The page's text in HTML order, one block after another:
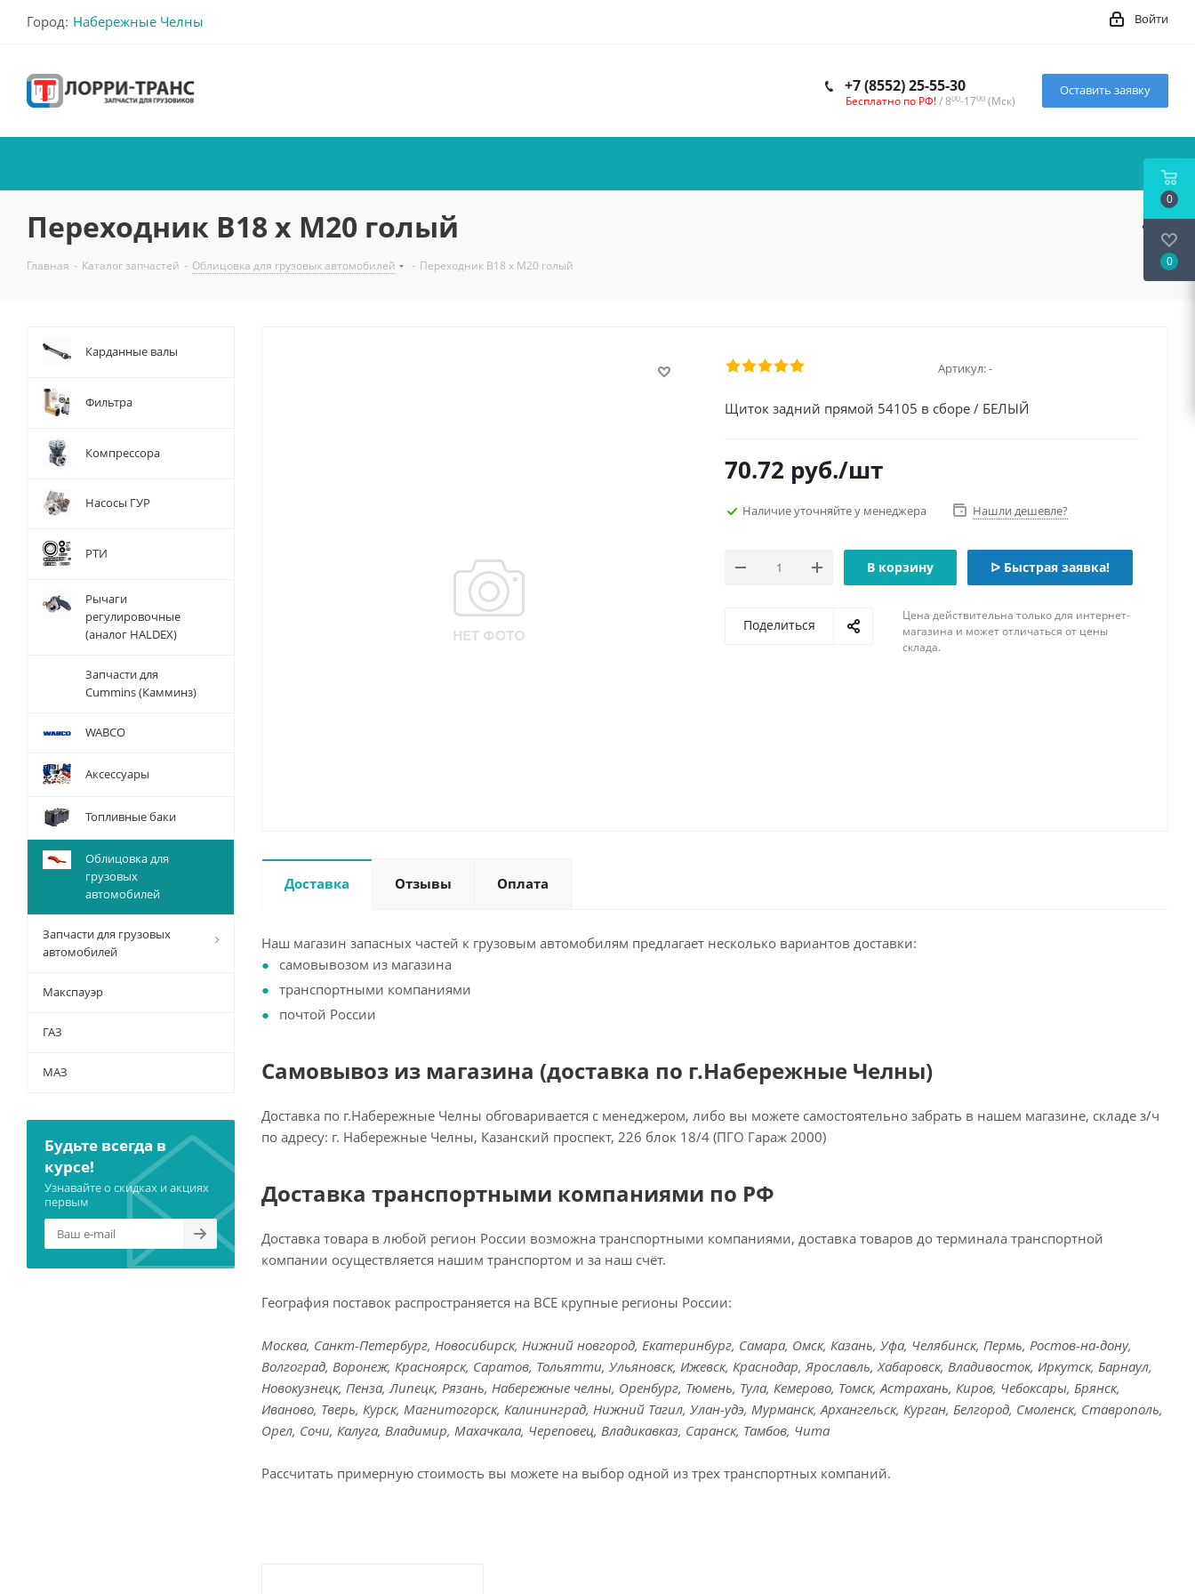
Город: Набережные Челны Войти
+7 (8552) 25-55-30
Бесплатно по РФ!/ 800-1700 (Мск)
Оставить заявку
Переходник В18 х М20 голый
Главная - Каталог запчастей - Облицовка для грузовых автомобилей - Переходник В18 х М20 голый
Артикул:-
Щиток задний прямой 54105 в сборе / БЕЛЫЙ
70.72 руб./шт
Наличие уточняйте у менеджера Нашли дешевле?
В корзину ᐅ Быстрая заявка!
Поделиться
Цена действительна только для интернет-
магазина и может отличаться от цены
склада.
Доставка Отзывы Оплата
Наш магазин запасных частей к грузовым автомобилям предлагает несколько вариантов доставки:
самовывозом из магазина
транспортными компаниями
почтой России
Самовывоз из магазина (доставка по г.Набережные Челны)
Доставка по г.Набережные Челны обговаривается с менеджером, либо вы можете самостоятельно забрать в нашем магазине, складе з/ч
по адресу: г. Набережные Челны, Казанский проспект, 226 блок 18/4 (ПГО Гараж 2000)
Доставка транспортными компаниями по РФ
Доставка товара в любой регион России возможна транспортными компаниями, доставка товаров до терминала транспортной
компании осуществляется нашим транспортом и за наш счёт.
География поставок распространяется на ВСЕ крупные регионы России:
Москва, Санкт-Петербург, Новосибирск, Нижний новгород, Екатеринбург, Самара, Омск, Казань, Уфа, Челябинск, Пермь, Ростов-на-дону,
Волгоград, Воронеж, Красноярск, Саратов, Тольятти, Ульяновск, Ижевск, Краснодар, Ярославль, Хабаровск, Владивосток, Иркутск, Барнаул,
Новокузнецк, Пенза, Липецк, Рязань, Набережные челны, Оренбург, Тюмень, Тула, Кемерово, Томск, Астрахань, Киров, Чебоксары, Брянск,
Иваново, Тверь, Курск, Магнитогорск, Калининград, Нижний Тагил, Улан-удэ, Мурманск, Архангельск, Курган, Белгород, Смоленск, Ставрополь,
Орел, Сочи, Калуга, Владимир, Махачкала, Череповец, Владикавказ, Саранск, Тамбов, Чита
Рассчитать примерную стоимость вы можете на выбор одной из трех транспортных компаний.
Карданные валы
Фильтра
Компрессора
Насосы ГУР
РТИ
Рычаги
регулировочные
(аналог HALDEX)
Запчасти для
Cummins (Камминз)
WABCO
Аксессуары
Топливные баки
Облицовка для
грузовых
автомобилей
Запчасти для грузовых
автомобилей
Макспауэр
ГАЗ
МАЗ
Будьте всегда в
курсе!
Узнавайте о скидках и акциях
первым
0
0